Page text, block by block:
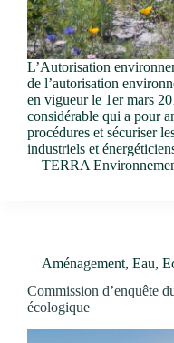
L’Autorisation
de l’autorisation
en vigueur le 1er mars
considérable qui a pour
procédures et sécuriser
industriels et
TERRA
Aménagement, Eau,
Commission d’enquête
écologique